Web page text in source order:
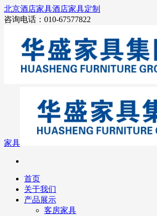
北京酒店家具酒店家具定制
咨询电话：010-67577822
家具
首页
关于我们
产品展示
客房家具